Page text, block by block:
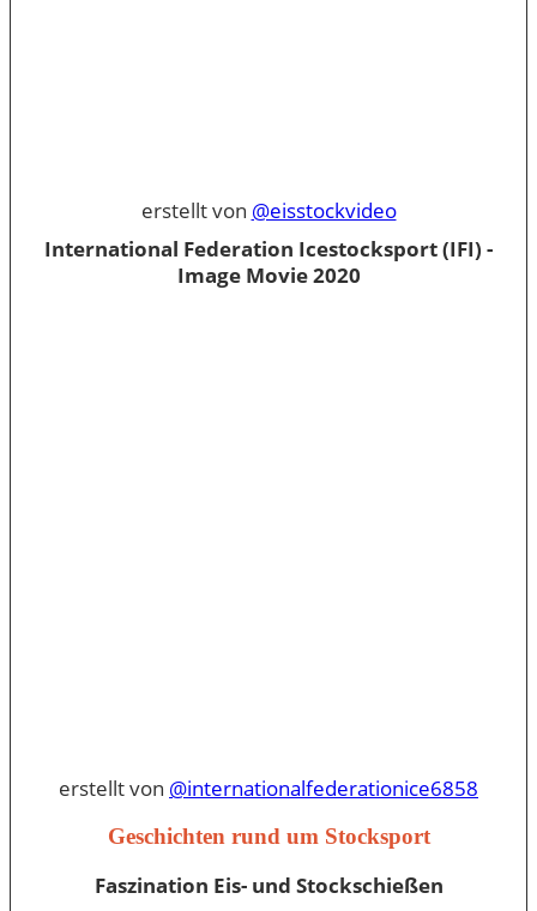
erstellt von @eisstockvideo
International Federation Icestocksport (IFI) -
Image Movie 2020
erstellt von @internationalfederationice6858
Geschichten rund um Stocksport
Faszination Eis- und Stockschießen